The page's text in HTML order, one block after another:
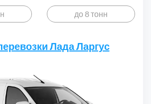
до 8 тонн
Лада Ларгус
1